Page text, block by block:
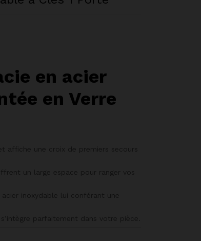
en acier
en Verre